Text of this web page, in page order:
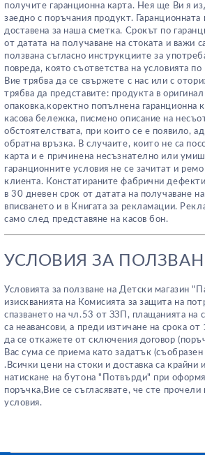
получите гаранционна карта. Нея ще Ви я
заедно с поръчания продукт.
доставена за наша сметка. Срокът по
от датата на получаване на стоката и важи
ползвана съгласно инструкциите за
повреда, която съответства на условията по
Вие трябва да се свържете с нас или с
трябва да представите: продукта в
опаковка,коректно попълнена гаранционна
касова бележка, писмено описание на
обстоятелствата, при които се е появило,
обратна връзка. В случаите, които не са
карта и е причинена несъзнателно или
гаранционните условия не се зачитат и
клиента. Констатираните фабрични
в 30 дневен срок от датата на получаване
вписването и в Книгата за рекламации.
само след представяне на касов бон.
УСЛОВИЯ ЗА
Условията за ползване на Детски магазин
изискванията на Комисията за защита на
спазването на чл.53 от ЗЗП, плащанията на
са неавансови, а преди изтичане на срока
да се откажете от сключения договор
Вас сума се приема като задатък
.Всички цени на стоки и доставка са
натискане на бутона "Потвърди" при
поръчка,Вие се съгласявате, че сте прочели
условия.